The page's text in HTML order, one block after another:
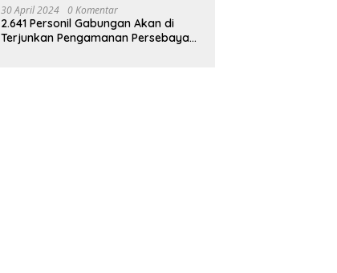
30 April 2024 0 Komentar
2.641 Personil Gabungan Akan di
Terjunkan Pengamanan Persebaya